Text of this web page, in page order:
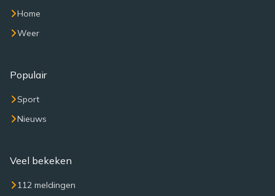
Home
Weer
Populair
Sport
Nieuws
Veel bekeken
112 meldingen